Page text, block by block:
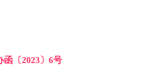
函〔2023〕6号